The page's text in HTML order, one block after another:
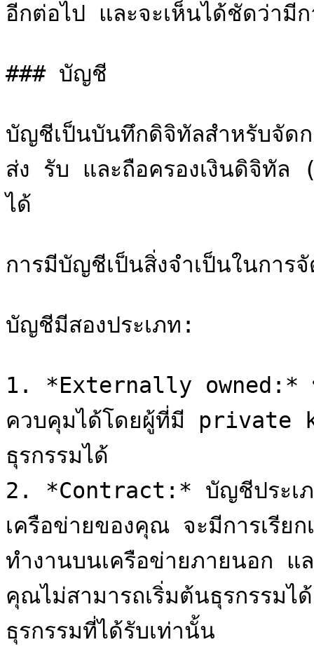
อีกต่อไป และจะเห็นได้ชัดว่า
### บัญชี
บัญชีเป็นบันทึกดิจิทัลสำหรับจัด
ส่ง รับ และถือครองเงินดิจิ
ได้
การมีบัญชีเป็นสิ่งจำเป็นในการ
บัญชีมีสองประเภท:
1. *Externally owned:* บั
ควบคุมได้โดยผู้ที่มี private
ธุรกรรมได้
2. *Contract:* บัญชีประเภ
เครือข่ายของคุณ จะมีการเรีย
ทำงานบนเครือข่ายภายนอก แ
คุณไม่สามารถเริ่มต้นธุรกรรม
ธุรกรรมที่ได้รับเท่านั้น